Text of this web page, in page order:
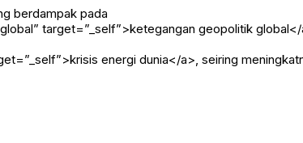
berdampak pada
target=”_self”>ketegangan geopolitik
energi dunia</a>, seiring